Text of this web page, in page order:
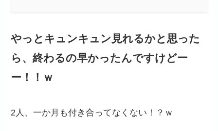
やっとキュンキュン見れるかと思った
ら、終わるの早かったんですけどー
ー！！ｗ
2人、一か月も付き合ってなくない！？ｗ